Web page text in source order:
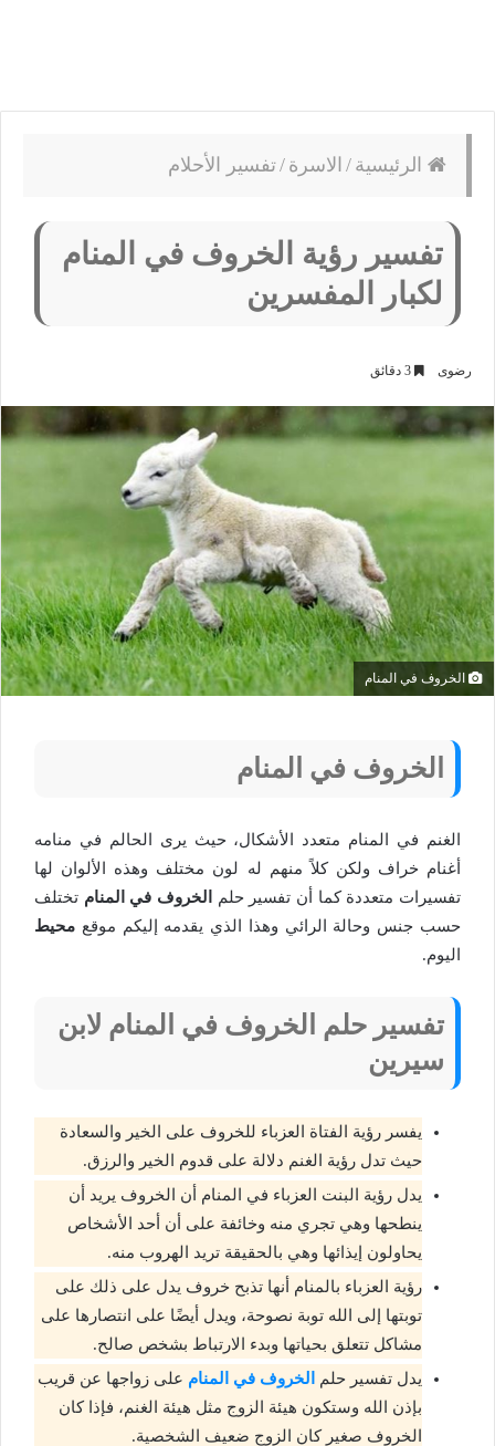
الرئيسية / الاسرة /تفسير الأحلام
تفسير رؤية الخروف في المنام
لكبار المفسرين
رضوى
الخروف في المنام
الخروف في المنام
الغنم في المنام متعدد الأشكال، حيث يرى الحالم في منامه
أغنام خراف ولكن كلاً منهم له لون مختلف وهذه الألوان لها
تفسيرات متعددة كما أن تفسير حلم
الخروف في المنام تختلف
حسب جنس وحالة الرائي وهذا الذي يقدمه إليكم موقع محيط
اليوم.
تفسير حلم الخروف في المنام لابن
سيرين
يفسر رؤية الفتاة العزباء للخروف على الخير والسعادة
حيث تدل رؤية الغنم دلالة على قدوم الخير والرزق.
يدل رؤية البنت العزباء في المنام أن الخروف يريد أن
ينطحها وهي تجري منه وخائفة على أن أحد الأشخاص
يحاولون إيذائها وهي بالحقيقة تريد الهروب منه.
رؤية العزباء بالمنام أنها تذبح خروف يدل على ذلك على
توبتها إلى الله توبة نصوحة، ويدل أيضًا على انتصارها على
مشاكل تتعلق بحياتها وبدء الارتباط بشخص صالح.
يدل تفسير حلم
الخروف في المنام على زواجها عن قريب
بإذن الله وستكون هيئة الزوج مثل هيئة الغنم، فإذا كان
الخروف صغير كان الزوج ضعيف الشخصية.